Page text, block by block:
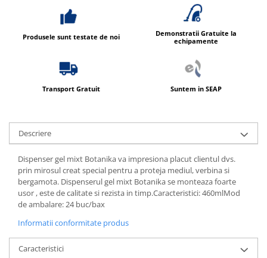
Produsele sunt testate de noi
Demonstratii Gratuite la
echipamente
Transport Gratuit Suntem in SEAP
Descriere
Dispenser gel mixt Botanika va impresiona placut clientul dvs.
prin mirosul creat special pentru a proteja mediul, verbina si
bergamota. Dispenserul gel mixt Botanika se monteaza foarte
usor , este de calitate si rezista in timp.Caracteristici: 460mlMod
de ambalare: 24 buc/bax
Informatii conformitate produs
Caracteristici